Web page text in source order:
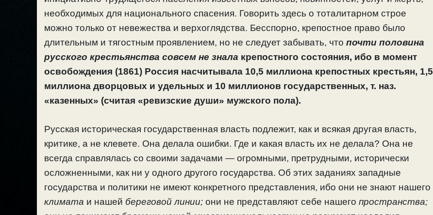
необходимых для национального спасения. Говорить здесь о тоталитарном строе
можно только от невежества и верхоглядства. Бесспорно, крепостное право было
длительным и тягостным проявлением, но не следует забывать, что почти половина
русского крестьянства совсем не знала крепостного состояния, ибо в момент
освобождения (1861) Россия насчитывала 10,5 миллиона крепостных крестьян, 1,5
миллиона дворцовых и удельных и 10 миллионов государственных, т. наз.
«казенных» (считая «ревизские души» мужского пола).
Русская историческая государственная власть подлежит, как и всякая другая власть,
критике, а не клевете. Она делала ошибки. Где и какая власть их не делала? Она не
всегда справлялась со своими задачами — огромными, претрудными, исторически
осложненными, как ни у одного другого государства. Об этих заданиях западные
государства и политики не имеют конкретного представления, ибо они не знают нашего
климата и нашей береговой линии; они не представляют себе нашего пространства;